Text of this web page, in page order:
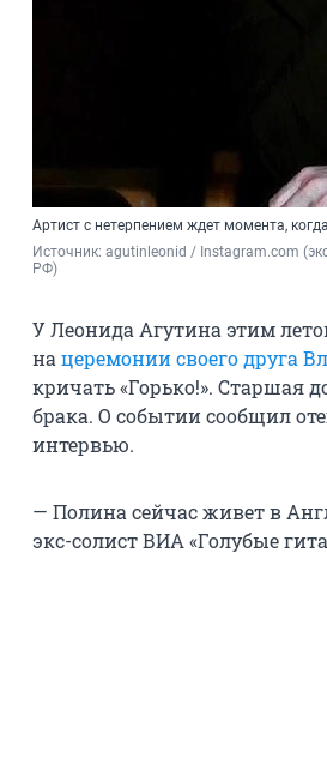
Артист с нетерпением ждет момента,
Источник: agutinleonid / Instagram.com
РФ)
У Леонида Агутина этим
на церемонии своего друга
кричать «Горько!». Старшая
брака. О событии сообщил
интервью.
— Полина сейчас живет в
экс-солист ВИА «Голубые